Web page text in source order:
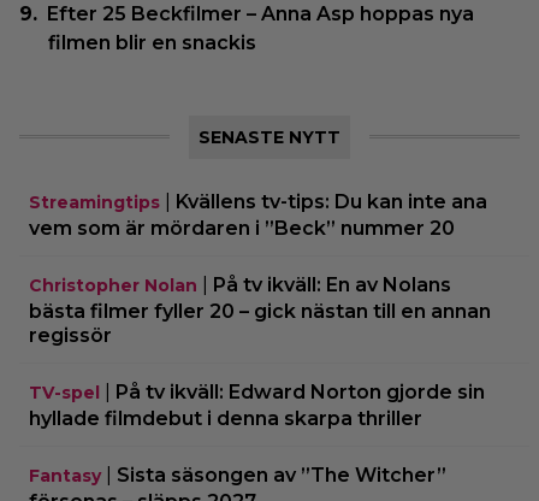
Efter 25 Beckfilmer – Anna Asp hoppas nya
filmen blir en snackis
SENASTE NYTT
Streamingtips
Kvällens tv-tips: Du kan inte ana
vem som är mördaren i ”Beck” nummer 20
Christopher Nolan
På tv ikväll: En av Nolans
bästa filmer fyller 20 – gick nästan till en annan
regissör
TV-spel
På tv ikväll: Edward Norton gjorde sin
hyllade filmdebut i denna skarpa thriller
Fantasy| Sista säsongen av ”The Witcher”